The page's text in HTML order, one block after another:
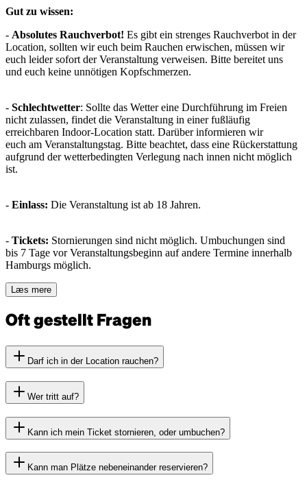
Gut zu wissen:
- Absolutes Rauchverbot! Es gibt ein strenges Rauchverbot in der
Location, sollten wir euch beim Rauchen erwischen, müssen wir
euch leider sofort der Veranstaltung verweisen. Bitte bereitet uns
und euch keine unnötigen Kopfschmerzen.
- Schlechtwetter: Sollte das Wetter eine Durchführung im Freien
nicht zulassen, findet die Veranstaltung in einer fußläufig
erreichbaren Indoor-Location statt. Darüber informieren wir
euch am Veranstaltungstag. Bitte beachtet, dass eine Rückerstattung
aufgrund der wetterbedingten Verlegung nach innen nicht möglich
ist.
- Einlass: Die Veranstaltung ist ab 18 Jahren.
- Tickets: Stornierungen sind nicht möglich. Umbuchungen sind
bis 7 Tage vor Veranstaltungsbeginn auf andere Termine innerhalb
Hamburgs möglich.
Læs mere
Oft gestellt Fragen
Darf ich in der Location rauchen?
Wer tritt auf?
Kann ich mein Ticket stornieren, oder umbuchen?
Kann man Plätze nebeneinander reservieren?